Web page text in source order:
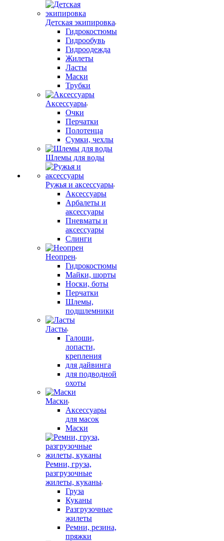
Детская экипировка
Гидрокостюмы
Гидрообувь
Гидроодежда
Жилеты
Ласты
Маски
Трубки
Аксессуары
Очки
Перчатки
Полотенца
Сумки, чехлы
Шлемы для воды
Ружья и аксессуары
Аксессуары
Арбалеты и
аксессуары
Пневматы и
аксессуары
Слинги
Неопрен
Гидрокостюмы
Майки, шорты
Носки, боты
Перчатки
Шлемы,
подшлемники
Ласты
Галоши,
лопасти,
крепления
для дайвинга
для подводной
охоты
Маски
Аксессуары
для масок
Маски
Ремни, груза,
разгрузочные
жилеты, куканы
Груза
Куканы
Разгрузочные
жилеты
Ремни, резина,
пряжки